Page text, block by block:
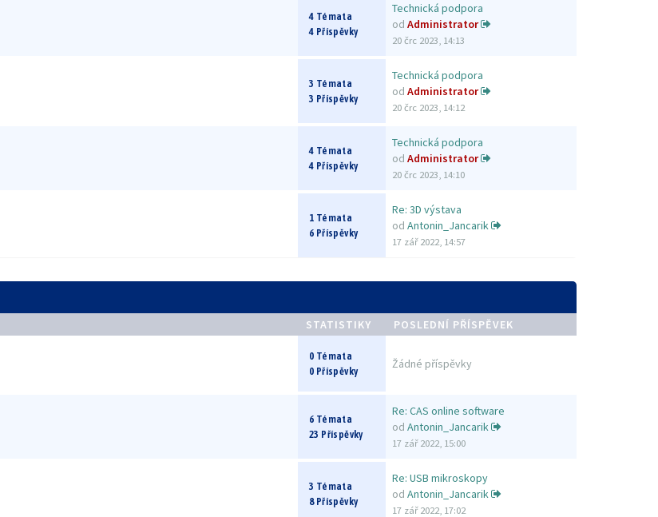
4 Témata
4 Příspěvky
Technická podpora
od Administrator
20 črc 2023, 14:13
3 Témata
3 Příspěvky
Technická podpora
od Administrator
20 črc 2023, 14:12
4 Témata
4 Příspěvky
Technická podpora
od Administrator
20 črc 2023, 14:10
1 Témata
6 Příspěvky
Re: 3D výstava
od Antonin_Jancarik
17 zář 2022, 14:57
STATISTIKY POSLEDNÍ PŘÍSPĚVEK
0 Témata
0 Příspěvky
Žádné příspěvky
6 Témata
23 Příspěvky
Re: CAS online software
od Antonin_Jancarik
17 zář 2022, 15:00
3 Témata
8 Příspěvky
Re: USB mikroskopy
od Antonin_Jancarik
17 zář 2022, 17:02